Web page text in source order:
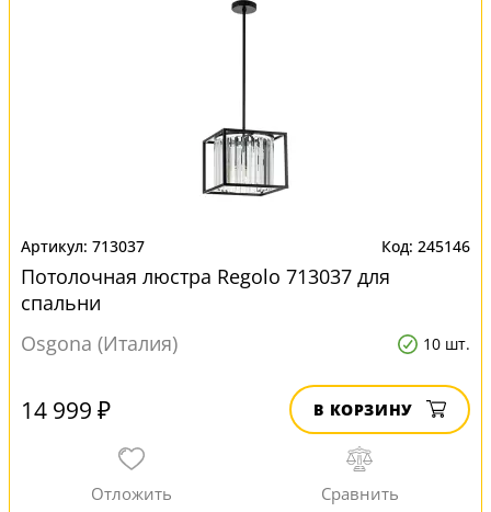
713037 245146
Потолочная люстра Regolo 713037 для
спальни
Osgona (Италия)
10 шт.
14 999 ₽ В КОРЗИНУ